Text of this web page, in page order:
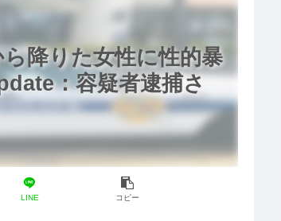
降りた女性に性的暴
：容疑者逮捕さ
LINE コピー